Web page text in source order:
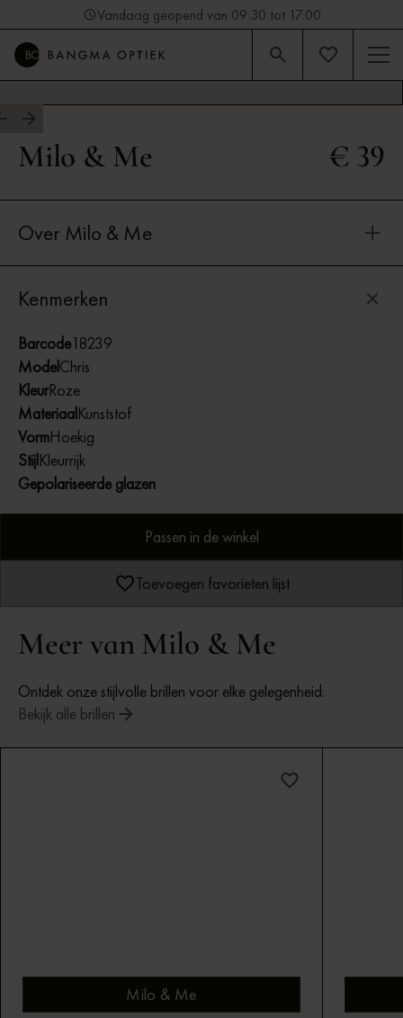
Vandaag geopend van 09:30 tot 17:00
4.9
Beoordeling op Google (92)
Milo & Me € 39
Over Milo & Me
Kenmerken
Barcode18239
ModelChris
KleurRoze
MateriaalKunststof
VormHoekig
StijlKleurrijk
Gepolariseerde glazen
Passen in de winkel
Toevoegen favorieten lijst
Meer van Milo & Me
Ontdek onze stijlvolle brillen voor elke gelegenheid.
Bekijk alle brillen
Milo & Me